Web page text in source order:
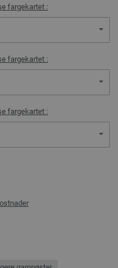
fargekartet :
fargekartet :
fargekartet :